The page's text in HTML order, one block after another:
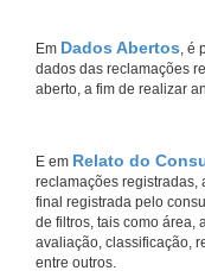
Em Dados Abertos, é
dados das reclamações
aberto, a fim de realizar
E em Relato do
reclamações registradas,
final registrada pelo
de filtros, tais como área,
avaliação, classificação,
entre outros.